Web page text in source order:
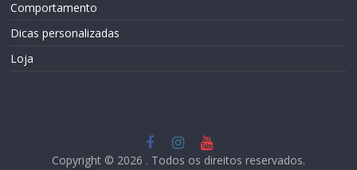
Comportamento
Dicas personalizadas
Loja
Copyright © 2026 . Todos os direitos reservados.